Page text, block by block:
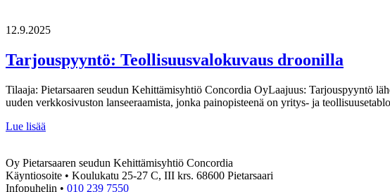
12.9.2025
Tarjouspyyntö: Teollisuusvalokuvaus droonilla
Tilaaja: Pietarsaaren seudun Kehittämisyhtiö Concordia OyLaajuus: Tarjouspyyntö
uuden verkkosivuston lanseeraamista, jonka painopisteenä on yritys- ja
Lue lisää
Oy Pietarsaaren seudun Kehittämisyhtiö Concordia
Käyntiosoite • Koulukatu 25-27 C, III krs. 68600 Pietarsaari
Infopuhelin • 010 239 7550